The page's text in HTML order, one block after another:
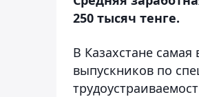
250 тысяч тенге.
В Казахстане самая
выпускников по